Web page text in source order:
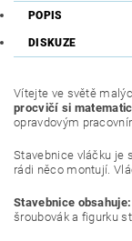
POPIS
DISKUZE
Vítejte ve světě
procvičí si
opravdovým
Stavebnice vláčku je
rádi něco montují.
Stavebnice obsahuje:
šroubovák a figurku